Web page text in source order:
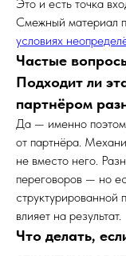
Это и есть точка
Смежный материал
условиях
Частые
Подходит ли
партнёром
Да — именно
от партнёра.
не вместо него.
переговоров — но
структурированной
влияет на результат.
Что делать,